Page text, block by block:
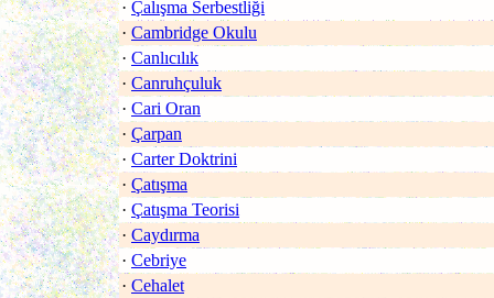
· Çalışma Serbestliği
· Cambridge Okulu
· Canlıcılık
· Canruhçuluk
· Cari Oran
· Çarpan
· Carter Doktrini
· Çatışma
· Çatışma Teorisi
· Caydırma
· Cebriye
· Cehalet